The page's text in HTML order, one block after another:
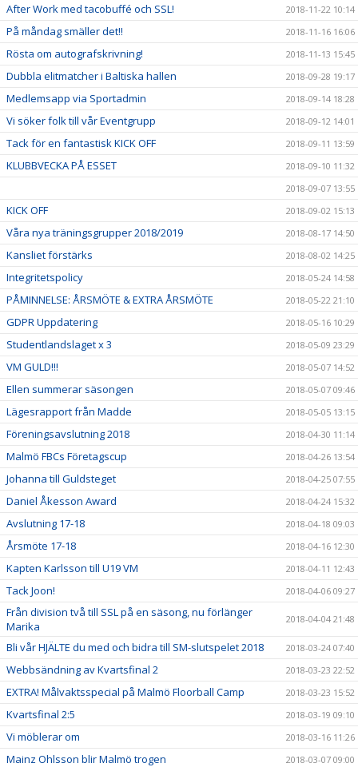
After Work med tacobuffé och SSL! 2018-11-22 10:14
På måndag smäller det!! 2018-11-16 16:06
Rösta om autografskrivning! 2018-11-13 15:45
Dubbla elitmatcher i Baltiska hallen 2018-09-28 19:17
Medlemsapp via Sportadmin 2018-09-14 18:28
Vi söker folk till vår Eventgrupp 2018-09-12 14:01
Tack för en fantastisk KICK OFF 2018-09-11 13:59
KLUBBVECKA PÅ ESSET
2018-09-10 11:32
2018-09-07 13:55
KICK OFF 2018-09-02 15:13
Våra nya träningsgrupper 2018/2019 2018-08-17 14:50
Kansliet förstärks 2018-08-02 14:25
Integritetspolicy 2018-05-24 14:58
PÅMINNELSE: ÅRSMÖTE & EXTRA ÅRSMÖTE 2018-05-22 21:10
GDPR Uppdatering 2018-05-16 10:29
Studentlandslaget x 3 2018-05-09 23:29
VM GULD!!! 2018-05-07 14:52
Ellen summerar säsongen 2018-05-07 09:46
Lägesrapport från Madde 2018-05-05 13:15
Föreningsavslutning 2018 2018-04-30 11:14
Malmö FBCs Företagscup 2018-04-26 13:54
Johanna till Guldsteget 2018-04-25 07:55
Daniel Åkesson Award 2018-04-24 15:32
Avslutning 17-18 2018-04-18 09:03
Årsmöte 17-18 2018-04-16 12:30
Kapten Karlsson till U19 VM 2018-04-11 12:43
Tack Joon! 2018-04-06 09:27
Från division två till SSL på en säsong, nu förlänger
Marika
2018-04-04 21:48
Bli vår HJÄLTE du med och bidra till SM-slutspelet 2018 2018-03-24 07:40
Webbsändning av Kvartsfinal 2 2018-03-23 22:52
EXTRA! Målvaktsspecial på Malmö Floorball Camp 2018-03-23 15:52
Kvartsfinal 2:5 2018-03-19 09:10
Vi möblerar om 2018-03-16 11:26
Mainz Ohlsson blir Malmö trogen 2018-03-07 09:00